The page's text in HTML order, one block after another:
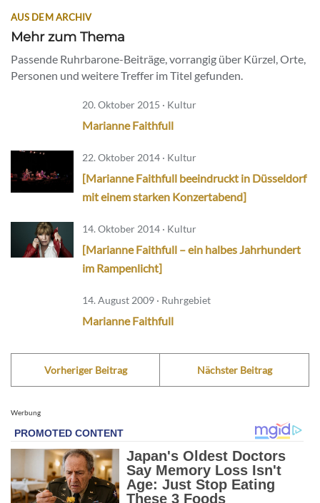
AUS DEM ARCHIV
Mehr zum Thema
Passende Ruhrbarone-Beiträge, vorrangig über Kürzel, Orte,
Personen und weitere Treffer im Titel gefunden.
20. Oktober 2015 · Kultur
Marianne Faithfull
22. Oktober 2014 · Kultur
[Marianne Faithfull beeindruckt in Düsseldorf
mit einem starken Konzertabend]
14. Oktober 2014 · Kultur
[Marianne Faithfull – ein halbes Jahrhundert
im Rampenlicht]
14. August 2009 · Ruhrgebiet
Marianne Faithfull
Vorheriger Beitrag Nächster Beitrag
Werbung